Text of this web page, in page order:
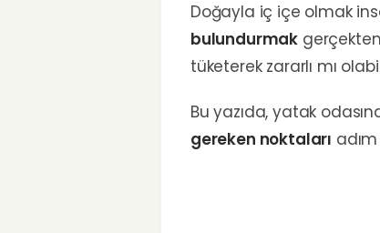
Doğayla iç içe olmak
bulundurmak
tüketerek zararlı mı
Bu yazıda, yatak
gereken noktaları